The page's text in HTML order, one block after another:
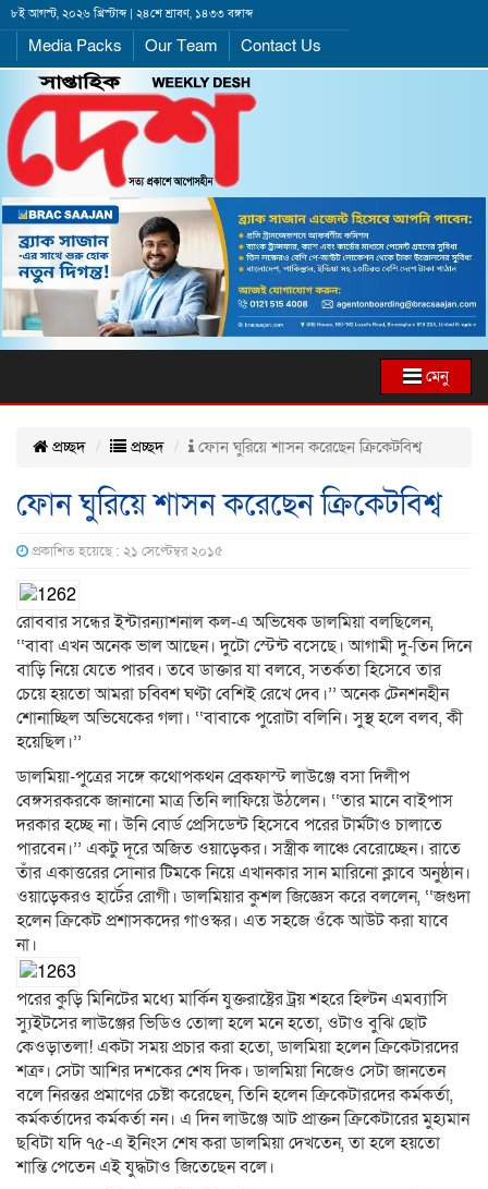
৮ই আগস্ট, ২০২৬ খ্রিস্টাব্দ | ২৪শে শ্রাবণ, ১৪৩৩ বঙ্গাব্দ
Media Packs Our Team Contact Us
মেনু
প্রচ্ছদ প্রচ্ছদ ফোন ঘুরিয়ে শাসন করেছেন ক্রিকেটবিশ্ব
ফোন ঘুরিয়ে শাসন করেছেন ক্রিকেটবিশ্ব
প্রকাশিত হয়েছে : ২১ সেপ্টেম্বর ২০১৫
রোববার সন্ধের ইন্টারন্যাশনাল কল-এ অভিষেক ডালমিয়া বলছিলেন,
‘‘বাবা এখন অনেক ভাল আছেন। দুটো স্টেন্ট বসেছে। আগামী দু-তিন দিনে
বাড়ি নিয়ে যেতে পারব। তবে ডাক্তার যা বলবে, সতর্কতা হিসেবে তার
চেয়ে হয়তো আমরা চব্বিশ ঘণ্টা বেশিই রেখে দেব।’’ অনেক টেনশনহীন
শোনাচ্ছিল অভিষেকের গলা। ‘‘বাবাকে পুরোটা বলিনি। সুস্থ হলে বলব, কী
হয়েছিল।’’
ডালমিয়া-পুত্রের সঙ্গে কথোপকথন ব্রেকফাস্ট লাউঞ্জে বসা দিলীপ
বেঙ্গসরকরকে জানানো মাত্র তিনি লাফিয়ে উঠলেন। ‘‘তার মানে বাইপাস
দরকার হচ্ছে না। উনি বোর্ড প্রেসিডেন্ট হিসেবে পরের টার্মটাও চালাতে
পারবেন।’’ একটু দূরে অজিত ওয়াড়েকর। সস্ত্রীক লাঞ্চে বেরোচ্ছেন। রাতে
তাঁর একাত্তরের সোনার টিমকে নিয়ে এখানকার সান মারিনো ক্লাবে অনুষ্ঠান।
ওয়াড়েকরও হার্টের রোগী। ডালমিয়ার কুশল জিজ্ঞেস করে বললেন, ‘‘জগুদা
হলেন ক্রিকেট প্রশাসকদের গাওস্কর। এত সহজে ওঁকে আউট করা যাবে
না।
পরের কুড়ি মিনিটের মধ্যে মার্কিন যুক্তরাষ্ট্রের ট্রয় শহরে হিল্টন এমব্যাসি
স্যুইটসের লাউঞ্জের ভিডিও তোলা হলে মনে হতো, ওটাও বুঝি ছোট
কেওড়াতলা! একটা সময় প্রচার করা হতো, ডালমিয়া হলেন ক্রিকেটারদের
শত্রু। সেটা আশির দশকের শেষ দিক। ডালমিয়া নিজেও সেটা জানতেন
বলে নিরন্তর প্রমাণের চেষ্টা করেছেন, তিনি হলেন ক্রিকেটারদের কর্মকর্তা,
কর্মকর্তাদের কর্মকর্তা নন। এ দিন লাউঞ্জে আট প্রাক্তন ক্রিকেটারের মুহ্যমান
ছবিটা যদি ৭৫-এ ইনিংস শেষ করা ডালমিয়া দেখতেন, তা হলে হয়তো
শান্তি পেতেন এই যুদ্ধটাও জিতেছেন বলে।